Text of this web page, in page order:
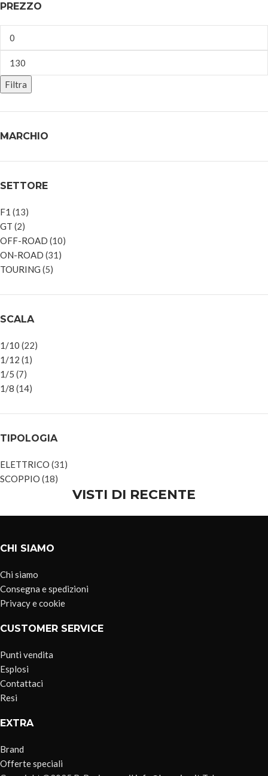
PREZZO
Filtra
MARCHIO
SETTORE
F1 (13)
GT (2)
OFF-ROAD (10)
ON-ROAD (31)
TOURING (5)
SCALA
1/10 (22)
1/12 (1)
1/5 (7)
1/8 (14)
TIPOLOGIA
ELETTRICO (31)
SCOPPIO (18)
VISTI DI RECENTE
CHI SIAMO
Chi siamo
Consegna e spedizioni
Privacy e cookie
CUSTOMER SERVICE
Punti vendita
Esplosi
Contattaci
Resi
EXTRA
Brand
Offerte speciali